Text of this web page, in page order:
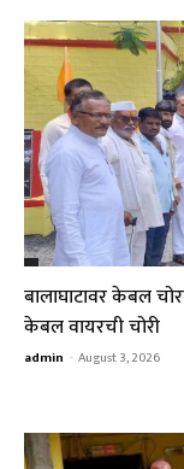
बालाघाटावर केबल
केबल वायरची चोरी
admin - August 3, 2026